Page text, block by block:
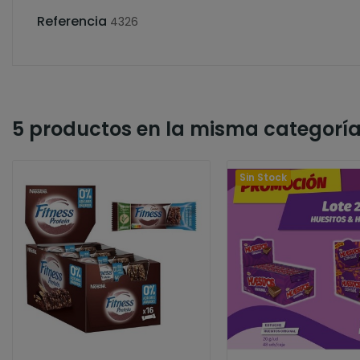
Referencia 4326
5 productos en la misma
Sin Stock